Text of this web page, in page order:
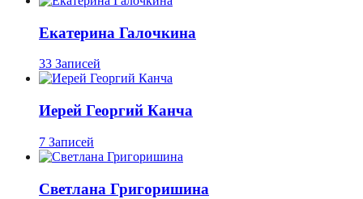
Екатерина Галочкина
33 Записей
Иерей Георгий Канча
7 Записей
Светлана Григоришина